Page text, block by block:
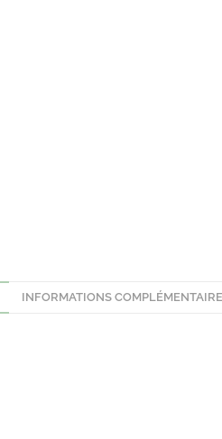
INFORMATIONS